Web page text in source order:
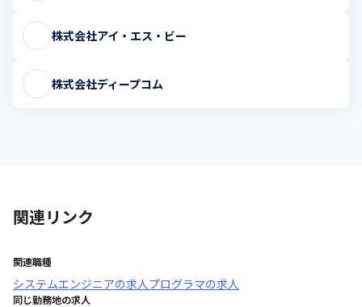
株式会社アイ・エス・ビー
株式会社ディープコム
関連リンク
関連職種
システムエンジニアの求人プログラマの求人
同じ勤務地の求人